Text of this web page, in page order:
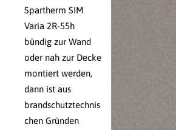
Spartherm SIM
Varia 2R-55h
bündig zur Wand
oder nah zur Decke
montiert werden,
dann ist aus
brandschutztechnis
chen Gründen